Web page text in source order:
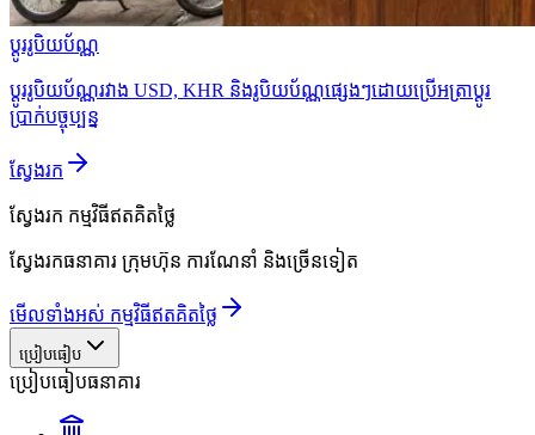
ប្ដូររូបិយប័ណ្ណ
ប្ដូររូបិយប័ណ្ណរវាង USD, KHR និងរូបិយប័ណ្ណផ្សេងៗដោយប្រើអត្រាប្ដូរ
ប្រាក់បច្ចុប្បន្ន
ស្វែងរក
ស្វែងរក កម្មវិធីឥតគិតថ្លៃ
ស្វែងរកធនាគារ ក្រុមហ៊ុន ការណែនាំ និងច្រើនទៀត
មើលទាំងអស់ កម្មវិធីឥតគិតថ្លៃ
ប្រៀបធៀប
ប្រៀបធៀបធនាគារ